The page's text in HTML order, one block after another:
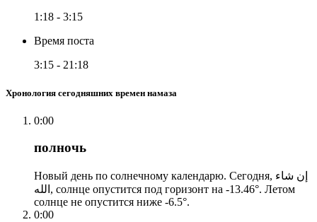
1:18 - 3:15
Время поста
3:15 - 21:18
Хронология сегодняшних времен намаза
0:00
полночь
Новый день по солнечному календарю. Сегодня, إن شاء
الله, солнце опустится под горизонт на -13.46°. Летом
солнце не опустится ниже -6.5°.
0:00